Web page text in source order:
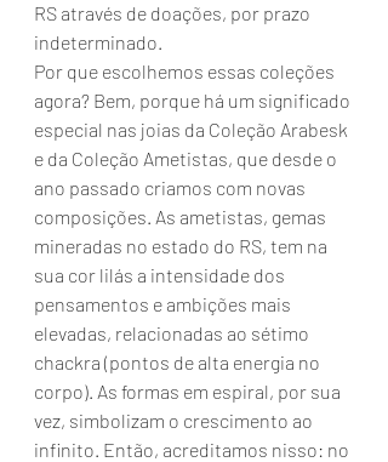
RS através de doações, por prazo
indeterminado.
Por que escolhemos essas coleções
agora? Bem, porque há um significado
especial nas joias da Coleção Arabesk
e da Coleção Ametistas, que desde o
ano passado criamos com novas
composições. As ametistas, gemas
mineradas no estado do RS, tem na
sua cor lilás a intensidade dos
pensamentos e ambições mais
elevadas, relacionadas ao sétimo
chackra (pontos de alta energia no
corpo). As formas em espiral, por sua
vez, simbolizam o crescimento ao
infinito. Então, acreditamos nisso: no